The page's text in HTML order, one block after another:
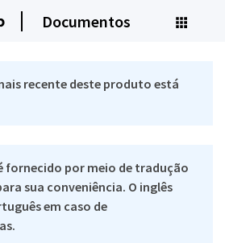
Documentos
recente deste produto está
fornecido por meio de tradução
sua conveniência. O inglês
em caso de